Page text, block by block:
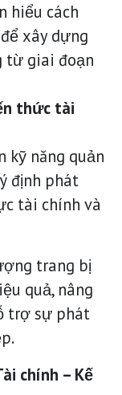
hiểu cách
xây dựng
từ giai đoạn
thức tài
kỹ năng quản
định phát
tài chính và
trang bị
quả, nâng
trợ sự phát
chính – Kế